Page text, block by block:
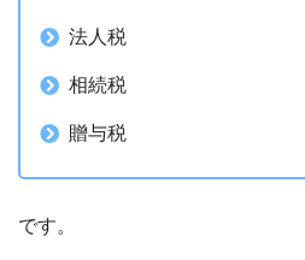
法人税
相続税
贈与税
です。